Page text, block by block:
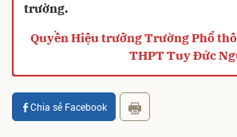
trường.
Quyền Hiệu trưởng Trường Phổ
THPT Tuy Đức
Chia sẻ Facebook